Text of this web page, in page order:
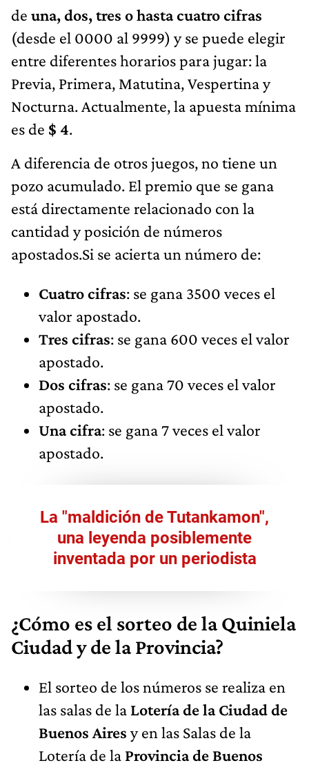
de una, dos, tres o hasta cuatro cifras
(desde el 0000 al 9999) y se puede elegir
entre diferentes horarios para jugar: la
Previa, Primera, Matutina, Vespertina y
Nocturna. Actualmente, la apuesta mínima
es de $ 4.
A diferencia de otros juegos, no tiene un
pozo acumulado. El premio que se gana
está directamente relacionado con la
cantidad y posición de números
apostados.Si se acierta un número de:
Cuatro cifras: se gana 3500 veces el
valor apostado.
Tres cifras: se gana 600 veces el valor
apostado.
Dos cifras: se gana 70 veces el valor
apostado.
Una cifra: se gana 7 veces el valor
apostado.
La "maldición de Tutankamon",
una leyenda posiblemente
inventada por un periodista
¿Cómo es el sorteo de la Quiniela
Ciudad y de la Provincia?
El sorteo de los números se realiza en
las salas de la Lotería de la Ciudad de
Buenos Aires y en las Salas de la
Lotería de la Provincia de Buenos